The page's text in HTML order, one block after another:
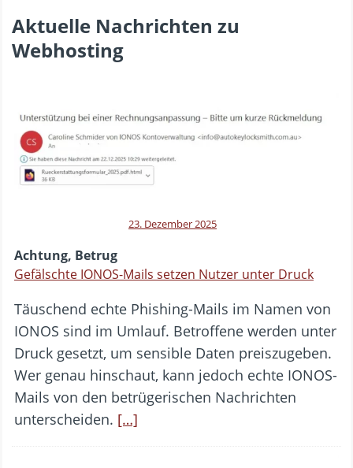
Aktuelle Nachrichten zu
Webhosting
23. Dezember 2025
Achtung, Betrug
Gefälschte IONOS-Mails setzen Nutzer unter Druck
Täuschend echte Phishing-Mails im Namen von
IONOS sind im Umlauf. Betroffene werden unter
Druck gesetzt, um sensible Daten preiszugeben.
Wer genau hinschaut, kann jedoch echte IONOS-
Mails von den betrügerischen Nachrichten
unterscheiden. […]